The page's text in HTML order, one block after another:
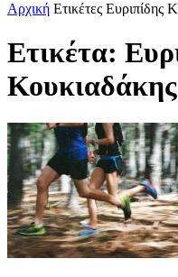
Αρχική Ετικέτες Ευριπίδης
Ετικέτα:
Κουκιαδάκης